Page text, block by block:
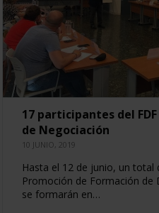
17 participantes del
de Negociación
10 JUNIO, 2019
Hasta el 12 de junio, un total
Promoción de Formación de
se formarán en…